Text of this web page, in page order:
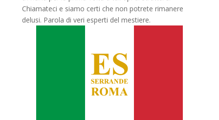
Chiamateci e siamo certi che non potrete rimanere
delusi. Parola di veri esperti del mestiere.